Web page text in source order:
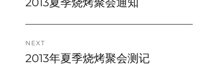
NEXT
Next
2013年夏季烧烤聚会测记